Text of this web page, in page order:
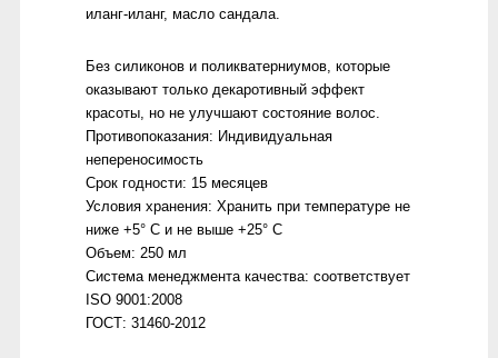
иланг-иланг, масло сандала.
Без силиконов и поликватерниумов, которые
оказывают только декаротивный эффект
красоты, но не улучшают состояние волос.
Противопоказания: Индивидуальная
непереносимость
Срок годности: 15 месяцев
Условия хранения: Хранить при температуре не
ниже +5° С и не выше +25° С
Объем: 250 мл
Система менеджмента качества: соответствует
ISO 9001:2008
ГОСТ: 31460-2012